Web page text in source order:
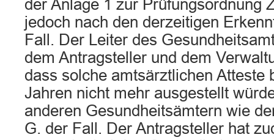
der Anlage 1 zur Prüfungsordnung
jedoch nach den derzeitigen
Fall. Der Leiter des
dem Antragsteller und dem
dass solche amtsärztlichen Atteste
Jahren nicht mehr ausgestellt
anderen Gesundheitsämtern wie
G. der Fall. Der Antragsteller hat